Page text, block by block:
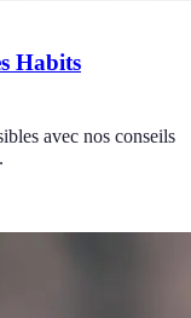
Habits
avec nos conseils